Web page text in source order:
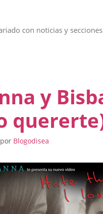
con noticias y
y
por Blogodisea